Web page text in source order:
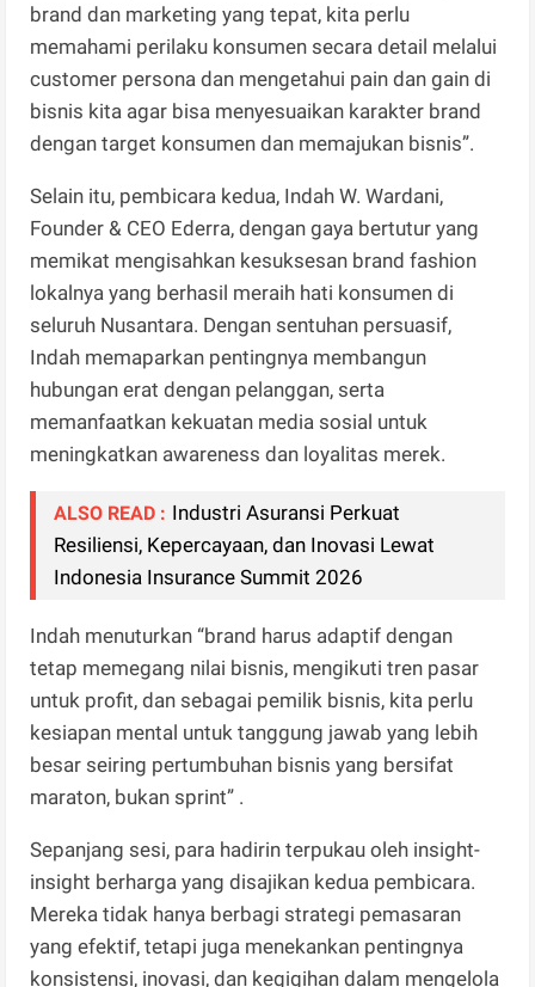
brand dan marketing yang tepat, kita perlu
memahami perilaku konsumen secara detail melalui
customer persona dan mengetahui pain dan gain di
bisnis kita agar bisa menyesuaikan karakter brand
dengan target konsumen dan memajukan bisnis”.
Selain itu, pembicara kedua, Indah W. Wardani,
Founder & CEO Ederra, dengan gaya bertutur yang
memikat mengisahkan kesuksesan brand fashion
lokalnya yang berhasil meraih hati konsumen di
seluruh Nusantara. Dengan sentuhan persuasif,
Indah memaparkan pentingnya membangun
hubungan erat dengan pelanggan, serta
memanfaatkan kekuatan media sosial untuk
meningkatkan awareness dan loyalitas merek.
ALSO READ : Industri Asuransi Perkuat
Resiliensi, Kepercayaan, dan Inovasi Lewat
Indonesia Insurance Summit 2026
Indah menuturkan “brand harus adaptif dengan
tetap memegang nilai bisnis, mengikuti tren pasar
untuk profit, dan sebagai pemilik bisnis, kita perlu
kesiapan mental untuk tanggung jawab yang lebih
besar seiring pertumbuhan bisnis yang bersifat
maraton, bukan sprint” .
Sepanjang sesi, para hadirin terpukau oleh insight-
insight berharga yang disajikan kedua pembicara.
Mereka tidak hanya berbagi strategi pemasaran
yang efektif, tetapi juga menekankan pentingnya
konsistensi, inovasi, dan kegigihan dalam mengelola